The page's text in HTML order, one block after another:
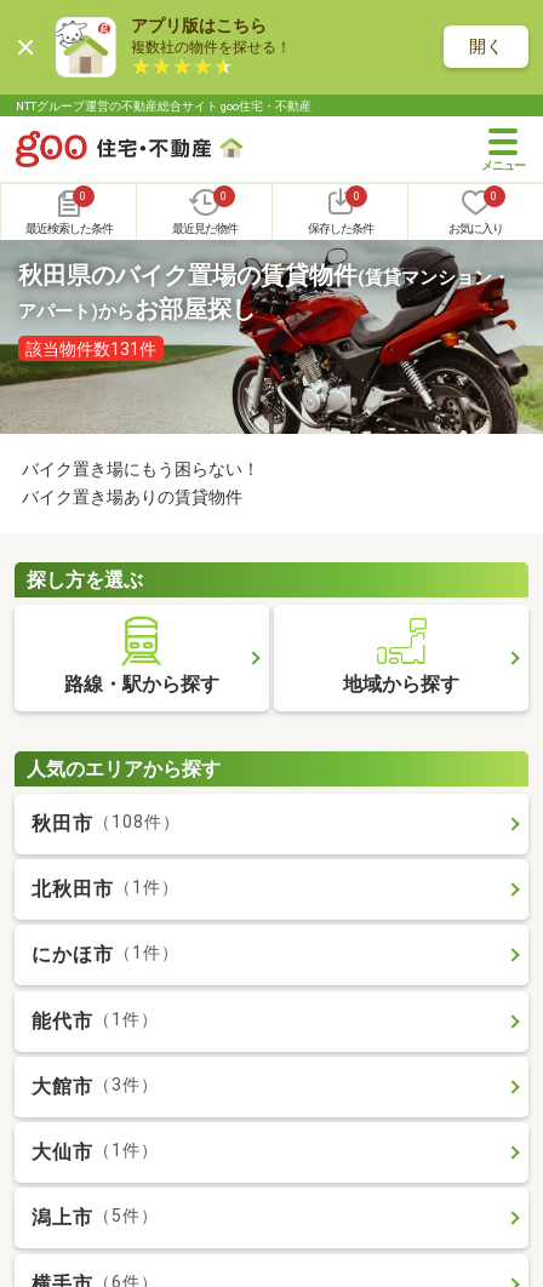
アプリ版はこちら
複数社の物件を探せる！ 開く
NTTグループ運営の不動産総合サイト goo住宅・不動産
0
最近検索した条件
0
最近見た物件
0
保存した条件
0
お気に入り
秋田県のバイク置場の賃貸物件(賃貸マンション・
アパート)からお部屋探し
該当物件数131件
バイク置き場にもう困らない！
バイク置き場ありの賃貸物件
探し方を選ぶ
路線・駅から探す 地域から探す
人気のエリアから探す
秋田市 （108件）
北秋田市 （1件）
にかほ市 （1件）
能代市 （1件）
大館市 （3件）
大仙市 （1件）
潟上市 （5件）
（6件）